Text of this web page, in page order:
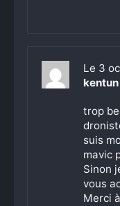
Le 3
kentun
trop
suis
mavic
Sinon
vous
Merci